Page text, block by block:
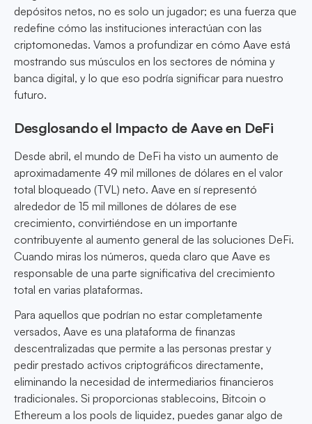
depósitos netos, no es solo un jugador; es una fuerza que
redefine cómo las instituciones interactúan con las
criptomonedas. Vamos a profundizar en cómo Aave está
mostrando sus músculos en los sectores de nómina y
banca digital, y lo que eso podría significar para nuestro
futuro.
Desglosando el Impacto de Aave en DeFi
Desde abril, el mundo de DeFi ha visto un aumento de
aproximadamente 49 mil millones de dólares en el valor
total bloqueado (TVL) neto. Aave en sí representó
alrededor de 15 mil millones de dólares de ese
crecimiento, convirtiéndose en un importante
contribuyente al aumento general de las soluciones DeFi.
Cuando miras los números, queda claro que Aave es
responsable de una parte significativa del crecimiento
total en varias plataformas.
Para aquellos que podrían no estar completamente
versados, Aave es una plataforma de finanzas
descentralizadas que permite a las personas prestar y
pedir prestado activos criptográficos directamente,
eliminando la necesidad de intermediarios financieros
tradicionales. Si proporcionas stablecoins, Bitcoin o
Ethereum a los pools de liquidez, puedes ganar algo de